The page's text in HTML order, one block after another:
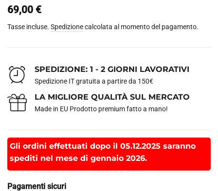
69,00 €
Tasse incluse. Spedizionecalcolata al momento del pagamento.
SPEDIZIONE: 1 - 2 GIORNI LAVORATIVI
Spedizione IT gratuita a partire da 150€
LA MIGLIORE QUALITÀ SUL MERCATO
Made in EU Prodotto premium fatto a mano!
Gli ordini effettuati dopo il 05.12.2025 saranno
spediti nel mese di gennaio 2026.
Pagamenti sicuri